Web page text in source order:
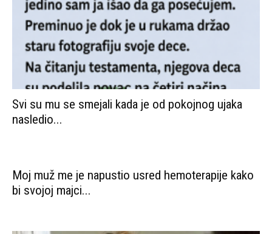
Svi su mu se smejali kada je od pokojnog ujaka
nasledio...
Moj muž me je napustio usred hemoterapije kako
bi svojoj majci...